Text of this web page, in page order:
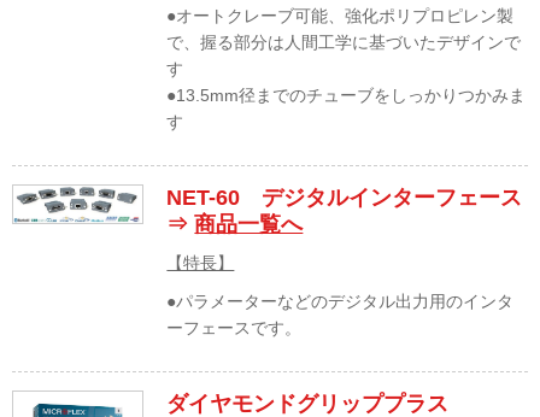
●オートクレーブ可能、強化ポリプロピレン製
で、握る部分は人間工学に基づいたデザインで
す
●13.5mm径までのチューブをしっかりつかみま
す
NET-60 デジタルインターフェース
⇒商品一覧へ
【特長】
●パラメーターなどのデジタル出力用のインタ
ーフェースです。
ダイヤモンドグリッププラス